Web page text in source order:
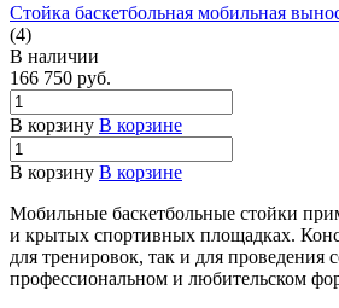
Стойка баскетбольная мобильная
(4)
В наличии
166 750 руб.
В корзину В корзине
В корзину В корзине
Мобильные баскетбольные стойки
и крытых спортивных площадках.
для тренировок, так и для проведения
профессиональном и любительском